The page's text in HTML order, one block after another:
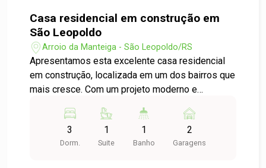
Casa residencial em construção em
São Leopoldo
Arroio da Manteiga - São Leopoldo/RS
Apresentamos esta excelente casa residencial
em construção, localizada em um dos bairros que
mais cresce. Com um projeto moderno e
espaçosos, perfeitos para acomodar sua família
com conforto. Sala de estar e jantar integradas,
proporcionando um ambiente acolhedor e ideal
3
Dorm.
1
Suite
1
Banho
2
Garagens